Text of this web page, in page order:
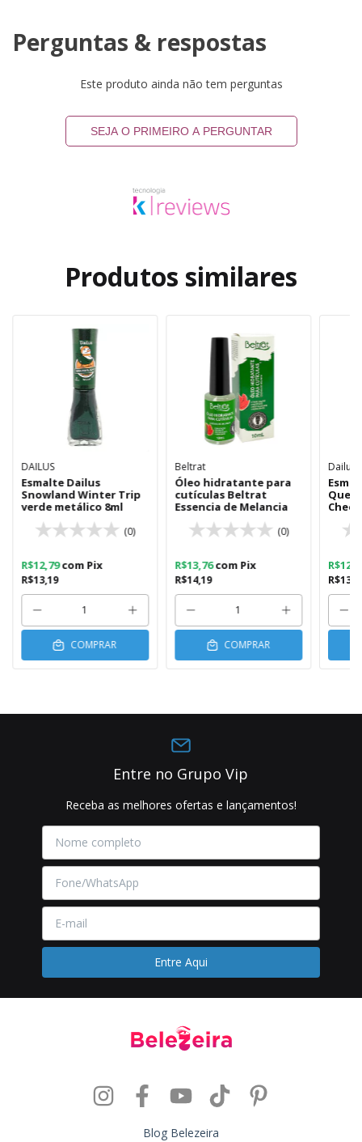
Perguntas & respostas
Este produto ainda não tem perguntas
SEJA O PRIMEIRO A PERGUNTAR
Produtos similares
DAILUS
Esmalte Dailus
Snowland Winter Trip
verde metálico 8ml
(0)
R$13,19
R$12,79com Pix
COMPRAR
Beltrat
Óleo hidratante para
cutículas Beltrat
Essencia de Melancia
(0)
R$14,19
R$13,76com Pix
COMPRAR
Dailus
Entre no Grupo Vip
Receba as melhores ofertas e lançamentos!
Blog Belezeira